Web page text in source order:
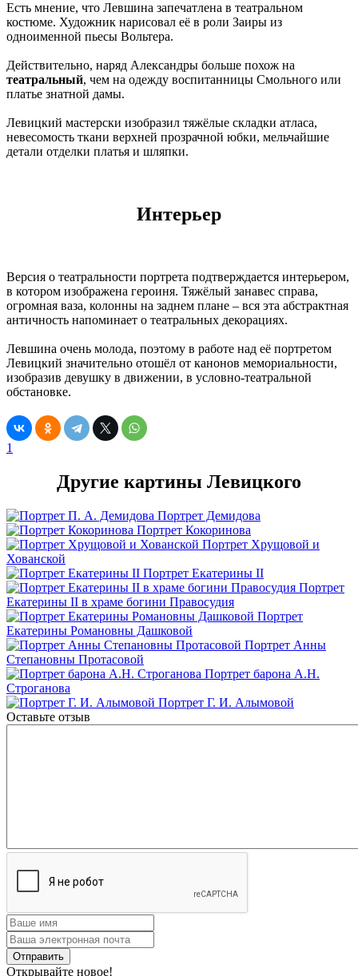
Есть мнение, что Левшина запечатлена в театральном
костюме. Художник нарисовал её в роли Заиры из
одноименной пьесы Вольтера.
Действительно, наряд Александры больше похож на
театральный, чем на одежду воспитанницы Смольного или
платье знатной дамы.
Левицкий мастерски изобразил тяжёлые складки атласа,
невесомость ткани верхней прозрачной юбки, мельчайшие
детали отделки платья и шляпки.
Интерьер
Версия о театральности портрета подтверждается интерьером,
в котором изображена героиня. Тяжёлый занавес справа,
огромная ваза, колонны на заднем плане – вся эта абстрактная
античность напоминает о театральных декорациях.
Левшина очень молода, поэтому в работе над её портретом
Левицкий значительно отошёл от канонов мемориальности,
изобразив девушку в движении, в условно-театральной
обстановке.
1
Другие картины Левицкого
Портрет Демидова
Портрет Кокоринова
Портрет Хрущовой и
Хованской
Портрет Екатерины II
Портрет
Екатерины II в храме богини Правосудия
Портрет
Екатерины Романовны Дашковой
Портрет Анны
Степановны Протасовой
Портрет барона А.Н.
Строганова
Портрет Г. И. Алымовой
Оставьте отзыв
Открывайте новое!